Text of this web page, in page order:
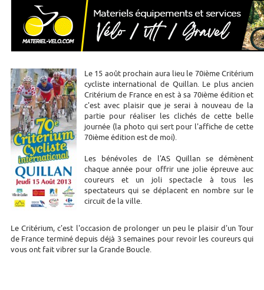
Le 15 août prochain aura lieu le 70ième Critérium
cycliste international de Quillan. Le plus ancien
Critérium de France en est à sa 70ième édition et
c'est avec plaisir que je serai à nouveau de la
partie pour réaliser les clichés de cette belle
journée (la photo qui sert pour l'affiche de cette
70ième édition est de moi).
Les bénévoles de l'AS Quillan se démènent
chaque année pour offrir une jolie épreuve auc
coureurs et un joli spectacle à tous les
spectateurs qui se déplacent en nombre sur le
circuit de la ville.
Le Critérium, c'est l'occasion de prolonger un peu le plaisir d'un Tour
de France terminé depuis déjà 3 semaines pour revoir les coureurs qui
vous ont fait vibrer sur la Grande Boucle.